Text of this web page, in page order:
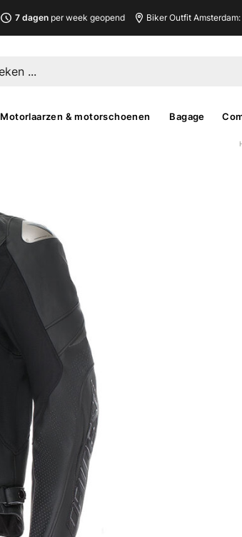
7 dagenper week geopend Biker Outfit Amsterdam:
Motorlaarzen & motorschoenen Bagage